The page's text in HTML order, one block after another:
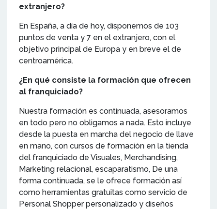
extranjero?
En España, a día de hoy, disponemos de 103
puntos de venta y 7 en el extranjero, con el
objetivo principal de Europa y en breve el de
centroamérica.
¿En qué consiste la formación que ofrecen
al franquiciado?
Nuestra formación es continuada, asesoramos
en todo pero no obligamos a nada. Esto incluye
desde la puesta en marcha del negocio de llave
en mano, con cursos de formación en la tienda
del franquiciado de Visuales, Merchandising,
Marketing relacional, escaparatismo, De una
forma continuada, se le ofrece formación así
como herramientas gratuitas como servicio de
Personal Shopper personalizado y diseños